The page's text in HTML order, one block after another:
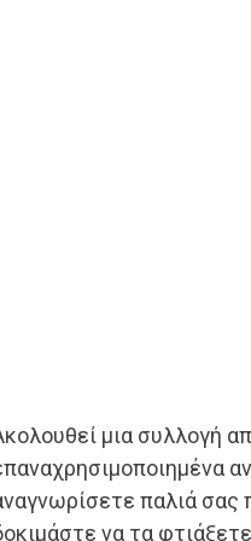
μια συλλογή
παλιά σας
να τα